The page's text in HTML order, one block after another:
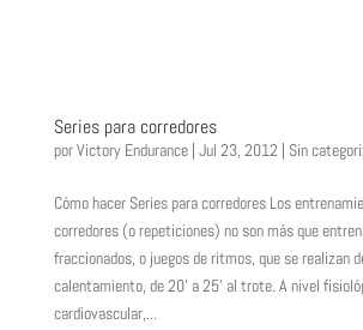
Series para corredores
porVictory Endurance| Jul 23, 2012 | Sin
Cómo hacer Series para corredores Los
corredores (o repeticiones) no son más que
fraccionados, o juegos de ritmos, que se realizan
calentamiento, de 20’ a 25’ al trote. A nivel
cardiovascular,...